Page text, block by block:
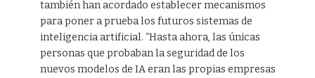
también han acordado establecer mecanismos
para poner a prueba los futuros sistemas de
inteligencia artificial. “Hasta ahora, las únicas
personas que probaban la seguridad de los
nuevos modelos de IA eran las propias empresas